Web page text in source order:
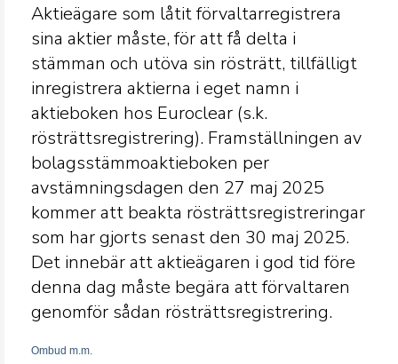
Aktieägare som låtit förvaltarregistrera
sina aktier måste, för att få delta i
stämman och utöva sin rösträtt, tillfälligt
inregistrera aktierna i eget namn i
aktieboken hos Euroclear (s.k.
rösträttsregistrering). Framställningen av
bolagsstämmoaktieboken per
avstämningsdagen den 27 maj 2025
kommer att beakta rösträttsregistreringar
som har gjorts senast den 30 maj 2025.
Det innebär att aktieägaren i god tid före
denna dag måste begära att förvaltaren
genomför sådan rösträttsregistrering.
Ombud m.m.